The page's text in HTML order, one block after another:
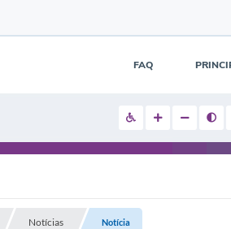
FAQ
Notícias Notícia